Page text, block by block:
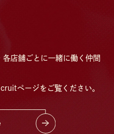
店舗ごとに⼀緒に働く仲間
ページをご覧ください。